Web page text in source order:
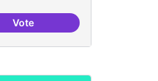
Vote20 projectes residents